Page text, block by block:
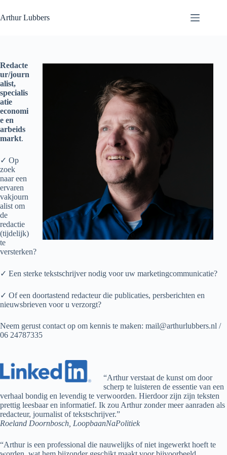
naar
de
Arthur Lubbers
Redacte
ur/journ
alist,
specialis
atie
economi
e en
arbeids
markt.
✓ Op
zoek
naar een
ervaren
vakjourn
alist om
de
redactie
(tijdelijk)
te
versterken?
✓ Een sterke tekstschrijver nodig voor uw marketingcommunicatie?
✓ Of een doortastend redacteur die publicaties, persberichten en
nieuwsbrieven voor u verzorgt?
Neem gerust contact op om kennis te maken: mail@arthurlubbers.nl /
06 24787335
“Arthur verstaat de kunst om door
scherp te luisteren de essentie van een
verhaal bondig en levendig te verwoorden. Hierdoor zijn zijn teksten
prettig leesbaar en informatief. Ik zou Arthur zonder meer aanraden als
redacteur, journalist of tekstschrijver.”
Roeland Doornbosch, LoopbaanNaPolitiek
“Arthur is een professional die nauwelijks of niet ingewerkt hoeft te